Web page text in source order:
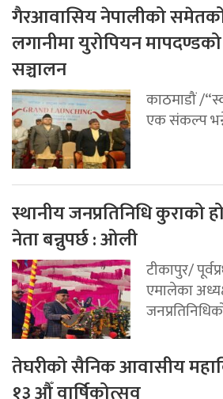
गैरआवासिय नेपालीको
लगानीमा युरोपियन
सञ्चालन
काठमाडौं /
एक संकल्प
स्थानीय जनप्रतिनिधि कुराको
नेता बन्नुपर्छ : ओली
टीकापुर/
एमालेका
तेघरीको सैनिक आवासीय